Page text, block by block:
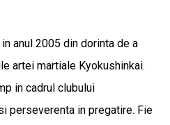
anul 2005 din dorinta de a
artei martiale Kyokushinkai.
in cadrul clubului
perseverenta in pregatire. Fie